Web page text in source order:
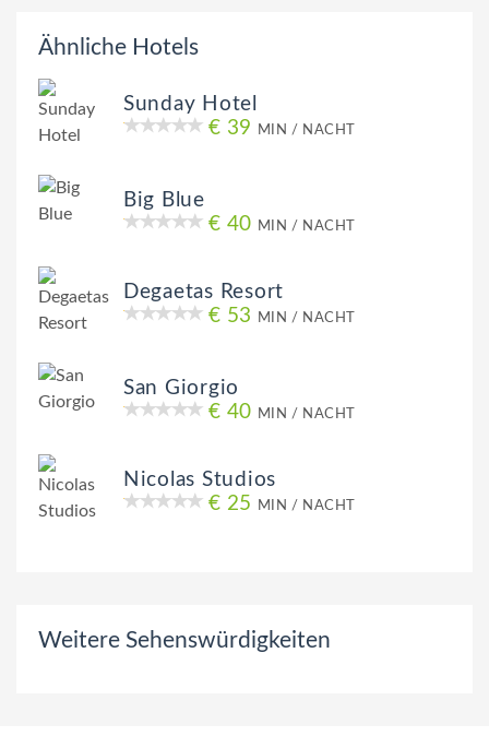
Ähnliche Hotels
Sunday Hotel
€ 39
MIN / NACHT
Big Blue
€ 40 MIN / NACHT
Degaetas Resort
€ 53
MIN / NACHT
San Giorgio
€ 40 MIN / NACHT
Nicolas Studios
€ 25
MIN / NACHT
Weitere Sehenswürdigkeiten